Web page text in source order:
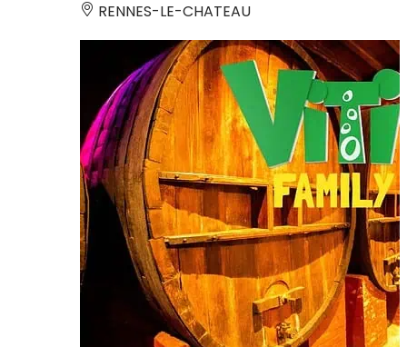
RENNES-LE-CHATEAU